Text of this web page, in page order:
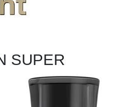
SUPER